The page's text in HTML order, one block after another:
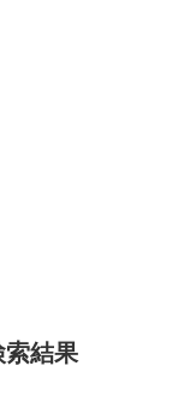
索結果